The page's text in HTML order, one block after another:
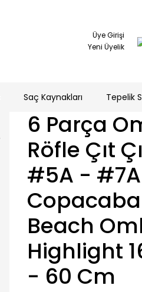
Üye Girişi
Yeni Üyelik
Saç Kaynakları Tepelik
6 Parça
Röfle Çıt
#5A -
Beach
Highlight
- 60 Cm